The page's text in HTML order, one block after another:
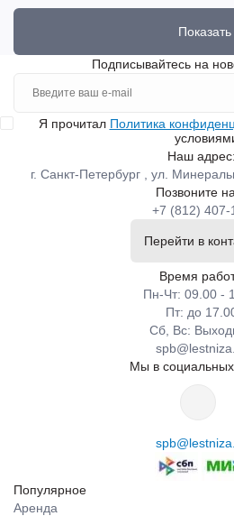
Подписывайтесь на
Я прочитал Политика
Наш адрес:
г. Санкт-Петербург , ул.
Позвоните
+7 (812) 407-
Перейти в
Время
Пн-Чт: 09.00 -
Пт: до
Сб, Вс:
Мы в социальных
Популярное
Аренда